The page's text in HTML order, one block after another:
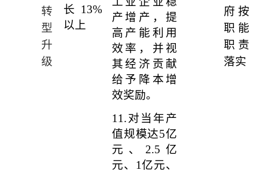
转
型
升
级
长 13%
以上
产增产，提
高产能利用
效率，并视
其经济贡献
给予降本增
效奖励。
府按
职能
职责
落实
11.对当年产
值规模达5亿
元、 2.5 亿
元、 1亿元、